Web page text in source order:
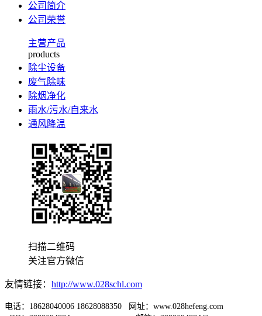
公司简介
公司荣誉
主营产品
products
除尘设备
废气除味
除烟净化
雨水/污水/自来水
通风降温
扫描二维码
关注官方微信
友情链接： http://www.028schl.com
电话：18628040006 18628088350 网址：www.028hefeng.com